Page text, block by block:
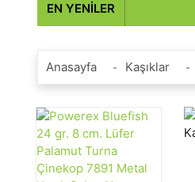
EN YENILER
Anasayfa Kaşıklar